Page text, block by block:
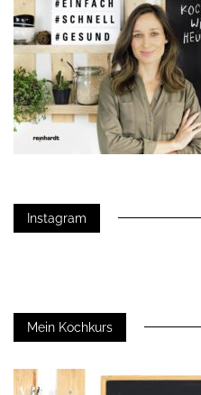
Instagram
Mein Kochkurs